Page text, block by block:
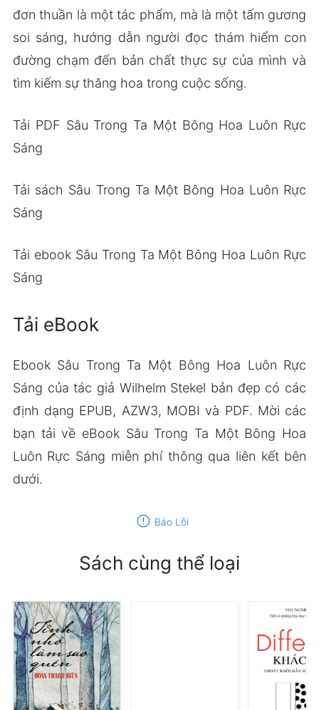
đơn thuần là một tác phẩm, mà là một tấm gương
soi sáng, hướng dẫn người đọc thám hiểm con
đường chạm đến bản chất thực sự của mình và
tìm kiếm sự thăng hoa trong cuộc sống.
Tải PDF Sâu Trong Ta Một Bông Hoa Luôn Rực
Sáng
Tải sách Sâu Trong Ta Một Bông Hoa Luôn Rực
Sáng
Tải ebook Sâu Trong Ta Một Bông Hoa Luôn Rực
Sáng
Tải eBook
Ebook Sâu Trong Ta Một Bông Hoa Luôn Rực
Sáng của tác giả Wilhelm Stekel bản đẹp có các
định dạng EPUB, AZW3, MOBI và PDF. Mời các
bạn tải về eBook Sâu Trong Ta Một Bông Hoa
Luôn Rực Sáng miễn phí thông qua liên kết bên
dưới.
report Báo Lỗi
Sách cùng thể loại